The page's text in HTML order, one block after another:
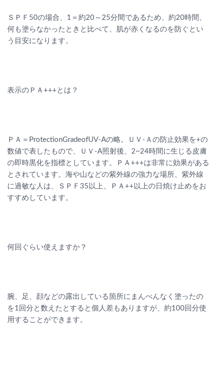
ＳＰＦ50の場合、1＝約20～25分間であるため、約20時間、
何も塗らなかったときと比べて、肌が赤くなるのを防ぐとい
う目安になります。
表示のＰＡ+++とは？
ＰＡ＝ProtectionGradeofUV-Aの略。ＵＶ-Ａの防止効果を+の
数値で表したもので、ＵＶ-A照射後、2~24時間に生じる皮膚
の即時黒化を指標としています。ＰＡ+++は非常に効果がある
とされています。海や山などの紫外線の強力な場所、紫外線
に過敏な人は、ＳＰＦ35以上、ＰＡ++以上の日焼け止めをお
すすめしています。
何回ぐらい使えますか？
腕、足、顔などの露出している箇所にまんべんなく塗ったの
を1回分と数えたとすると個人差もありますが、約100回分使
用することができます。